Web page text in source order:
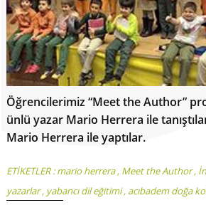
Öğrencilerimiz “Meet the Author”
ünlü yazar Mario Herrera ile
Mario Herrera ile yaptılar.
ETİKETLER :mario herrera, Meet the Author,
yazarlar, yabancı dil eğitimi, acıbadem doğa